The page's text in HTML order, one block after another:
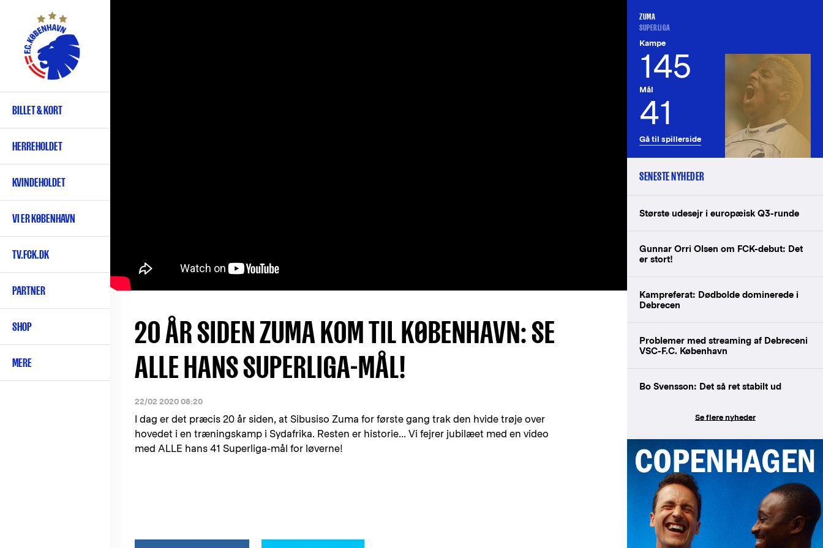
hovedindhold
Primær
navigation
BILLET & KORT
HERREHOLDET
KVINDEHOLDET
VI ER KØBENHAVN
TV.FCK.DK
PARTNER
SHOP
MERE
20 ÅR SIDEN ZUMA KOM TIL KØBENHAVN: SE
ALLE HANS SUPERLIGA-MÅL!
22/02 2020 08:20
I dag er det præcis 20 år siden, at Sibusiso Zuma for første gang trak den hvide trøje over
hovedet i en træningskamp i Sydafrika. Resten er historie... Vi fejrer jubilæet med en video
med ALLE hans 41 Superliga-mål for løverne!
ZUMA
SUPERLIGA
Kampe
145
Mål
41
Gå til spillerside
SENESTE NYHEDER
Største udesejr i europæisk Q3-runde
Gunnar Orri Olsen om FCK-debut: Det
er stort!
Kampreferat: Dødbolde dominerede i
Debrecen
Problemer med streaming af Debreceni
VSC-F.C. København
Bo Svensson: Det så ret stabilt ud
Se flere nyheder